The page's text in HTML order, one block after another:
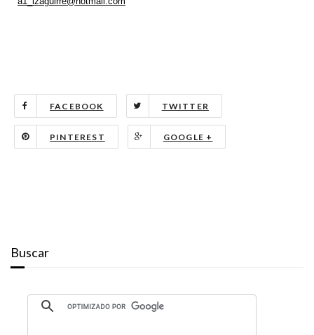
FACEBOOK TWITTER
PINTEREST GOOGLE +
Buscar